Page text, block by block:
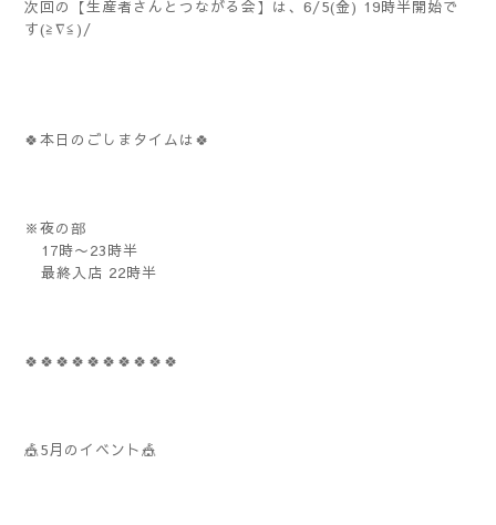
次回の【生産者さんとつながる会】は、6/5(金) 19時半開始で
す(≧∇≦)/
🍀本日のごしまタイムは🍀
※夜の部
17時〜23時半
最終入店 22時半
🍀🍀🍀🍀🍀🍀🍀🍀🍀🍀
🎪5月のイベント🎪